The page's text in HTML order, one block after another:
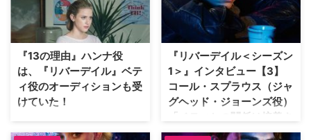
が、現在同局でヒットしている青
春サスペンスドラマ『リバーデイ
ル』に出演することがわかった。
【関連記事】『リバーデイル＜シ
ーズン1＞』インタビュー【5】
ル…
『MAD MEN マッドメン』にも
出演していた彼女が、同じくアー
チー・コミックスを下敷きにした
青春サスペンスドラマ『リバーデ
イル』で、ベティ役を演じていた
可能性があっ…
『13の理由』ハンナ役
は、『リバーデイル』ベテ
ィ役のオーディションも受
けていた！
平穏なはずの町リバーデイルであ
る高校生が殺されたことをきっか
『リバーデイル＜シーズン
1＞』インタビュー【3】
コール・スプラウス（ジャ
グヘッド・ジョーンズ役）
「ベティとの関係は培養さ
れたバクテリア」